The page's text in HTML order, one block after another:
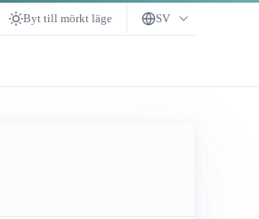
Byt till mörkt läge SV